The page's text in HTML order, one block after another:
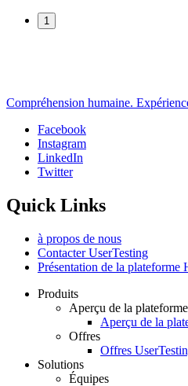
1
Compréhension humaine.
Social
Facebook
Instagram
LinkedIn
Twitter
Quick Links
à propos de nous
Contacter UserTesting
Présentation de la plateforme
Footer
Produits
Aperçu de la plateforme
Aperçu de la
Offres
Offres
Solutions
Équipes